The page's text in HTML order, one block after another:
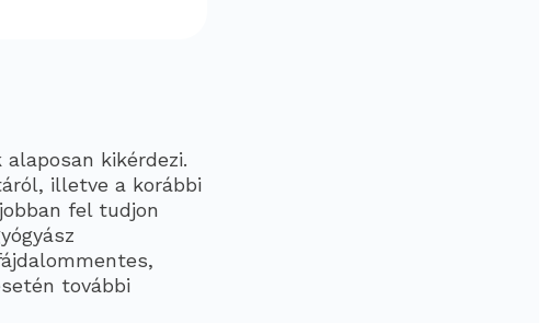
kikérdezi.
illetve a korábbi
fel tudjon
további